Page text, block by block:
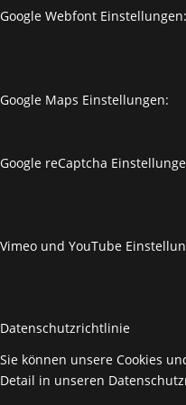
Google Webfont Einstellungen:
Google Maps Einstellungen:
Google reCaptcha
Vimeo und YouTube
Datenschutzrichtlinie
Sie können unsere Cookies
Detail in unseren